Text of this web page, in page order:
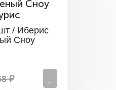
/ Иберис
Сноу
₽